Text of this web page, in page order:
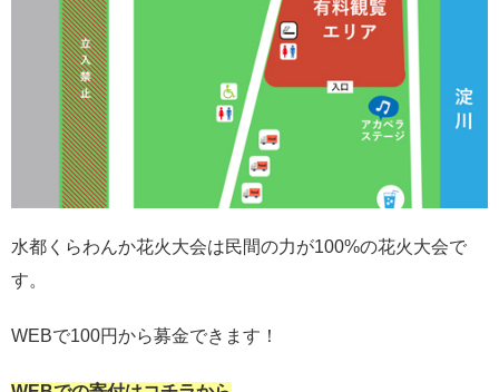
水都くらわんか花火大会は民間の力が100%の花火大会で
す。
WEBで100円から募金できます！